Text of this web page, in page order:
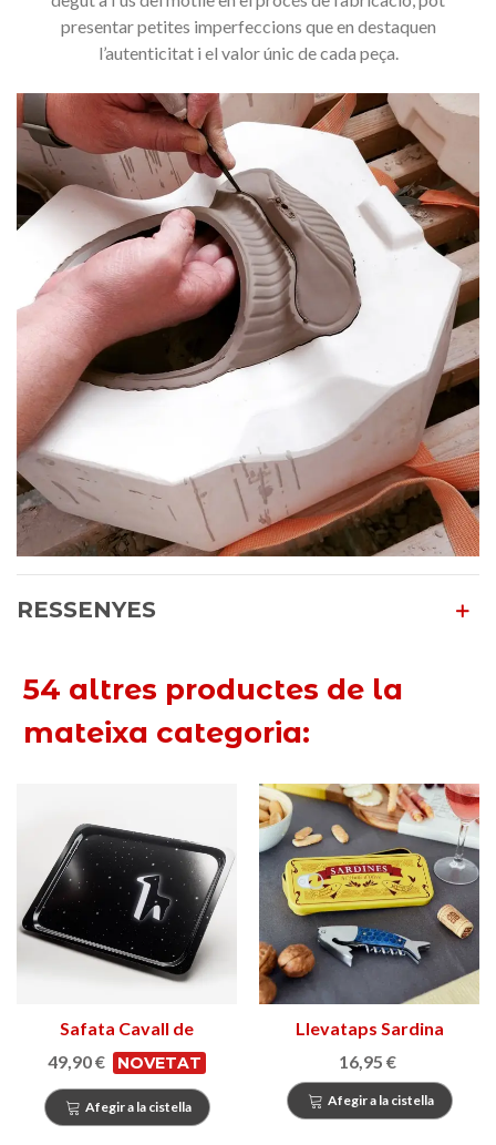
presentar petites imperfeccions que en destaquen
l’autenticitat i el valor únic de cada peça.
RESSENYES
54 altres productes de la
mateixa categoria:
Safata Cavall de
Barcelona
49,90 € NOVETAT
Afegir a la cistella
Llevataps Sardina
16,95 €
Afegir a la cistella